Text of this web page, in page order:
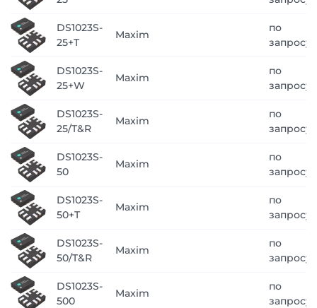
DS1023S-
25+T
Maxim
по
запросу
DS1023S-
25+W
Maxim
по
запросу
DS1023S-
25/T&R
Maxim
по
запросу
DS1023S-
50
Maxim
по
запросу
DS1023S-
50+T
Maxim
по
запросу
DS1023S-
50/T&R
Maxim
по
запросу
DS1023S-
500
Maxim
по
запросу